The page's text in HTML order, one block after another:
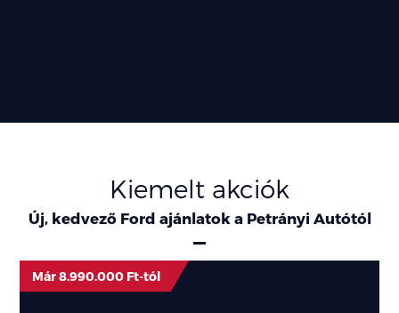
Kiemelt akciók
Új, kedvező Ford ajánlatok a Petrányi Autótól
Már 8.990.000 Ft-tól